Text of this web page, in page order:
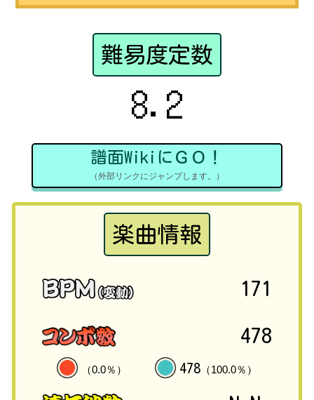
難易度定数
8.2
譜面WikiにＧＯ！
（外部リンクにジャンプします。）
楽曲情報
171
478
（0.0％） 478 （100.0％）